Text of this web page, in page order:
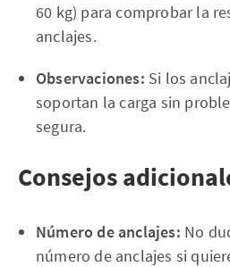
60 kg) para comprobar la
anclajes.
Observaciones: Si los
soportan la carga sin
segura.
Consejos
Número de anclajes: No
número de anclajes si